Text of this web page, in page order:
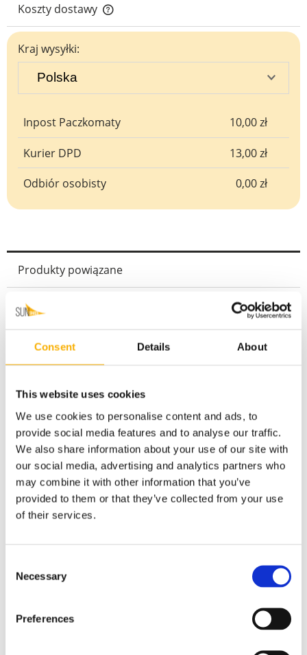
Consent Details About
This website uses cookies
We use cookies to personalise content and ads, to
provide social media features and to analyse our traffic.
We also share information about your use of our site with
our social media, advertising and analytics partners who
may combine it with other information that you’ve
provided to them or that they’ve collected from your use
of their services.
Selection
Necessary
Preferences
Koszty dostawy
Cena nie zawiera ewentualnych kosztów płatności
Kraj wysyłki:
Inpost Paczkomaty 10,00 zł
Kurier DPD 13,00 zł
Odbiór osobisty 0,00 zł
Produkty powiązane
139,00 zł
Kwadrat/prostokąt zestaw do METALU
139,00 zł